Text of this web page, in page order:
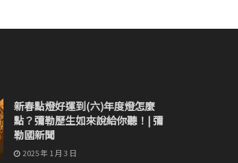
新春點燈好運到(六)年度燈怎麼
點？彌勒歷生如來說給你聽！| 彌
勒國新聞
2025 年 1 月 3 日